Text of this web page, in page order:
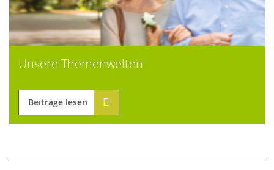
Unsere Themenwelten
Beiträge lesen